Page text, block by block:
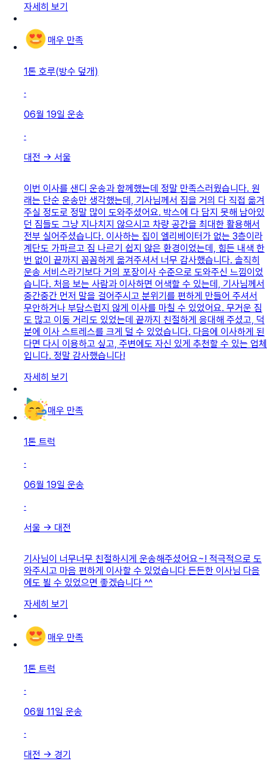
자세히 보기
매우 만족
1톤 호루(방수 덮개)
·
06월 19일 운송
·
대전 → 서울
이번 이사를 샌디 운송과 함께했는데 정말 만족스러웠습니다. 원
래는 단순 운송만 생각했는데, 기사님께서 짐을 거의 다 직접 옮겨
주실 정도로 정말 많이 도와주셨어요. 박스에 다 담지 못해 남아있
던 짐들도 그냥 지나치지 않으시고 차량 공간을 최대한 활용해서
전부 실어주셨습니다. 이사하는 집이 엘리베이터가 없는 3층이라
계단도 가파르고 짐 나르기 쉽지 않은 환경이었는데, 힘든 내색 한
번 없이 끝까지 꼼꼼하게 옮겨주셔서 너무 감사했습니다. 솔직히
운송 서비스라기보다 거의 포장이사 수준으로 도와주신 느낌이었
습니다. 처음 보는 사람과 이사하면 어색할 수 있는데, 기사님께서
중간중간 먼저 말을 걸어주시고 분위기를 편하게 만들어 주셔서
무안하거나 부담스럽지 않게 이사를 마칠 수 있었어요. 무거운 짐
도 많고 이동 거리도 있었는데 끝까지 친절하게 응대해 주셨고, 덕
분에 이사 스트레스를 크게 덜 수 있었습니다. 다음에 이사하게 된
다면 다시 이용하고 싶고, 주변에도 자신 있게 추천할 수 있는 업체
입니다. 정말 감사했습니다!
자세히 보기
매우 만족
1톤 트럭
·
06월 19일 운송
·
서울 → 대전
기사님이 너무너무 친절하시게 운송해주셨어요~! 적극적으로 도
와주시고 마음 편하게 이사할 수 있었습니다 든든한 이사님 다음
에도 뵐 수 있었으면 좋겠습니다 ^^
자세히 보기
매우 만족
1톤 트럭
·
06월 11일 운송
·
대전 → 경기